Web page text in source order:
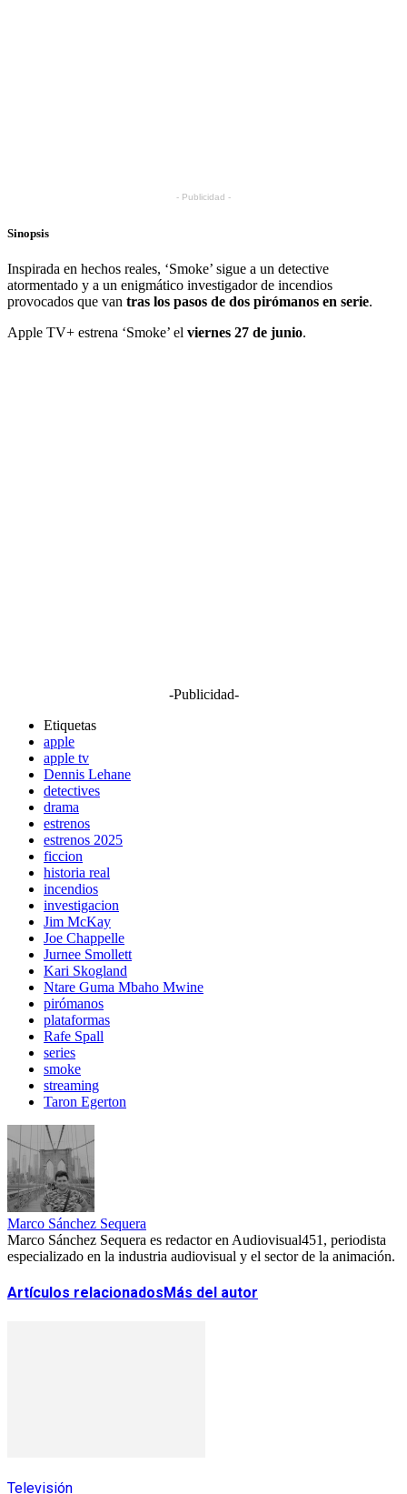
- Publicidad -
Sinopsis
Inspirada en hechos reales, ‘Smoke’ sigue a un detective
atormentado y a un enigmático investigador de incendios
provocados que van tras los pasos de dos pirómanos en serie.
Apple TV+ estrena ‘Smoke’ el viernes 27 de junio.
-Publicidad-
Etiquetas
apple
apple tv
Dennis Lehane
detectives
drama
estrenos
estrenos 2025
ficcion
historia real
incendios
investigacion
Jim McKay
Joe Chappelle
Jurnee Smollett
Kari Skogland
Ntare Guma Mbaho Mwine
pirómanos
plataformas
Rafe Spall
series
smoke
streaming
Taron Egerton
Marco Sánchez Sequera
Marco Sánchez Sequera es redactor en Audiovisual451, periodista
especializado en la industria audiovisual y el sector de la animación.
Artículos relacionados Más del autor
Televisión